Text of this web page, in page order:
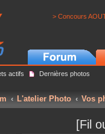
> Concours
actifs Dernières photos
L'atelier Photo Vos
[Fil